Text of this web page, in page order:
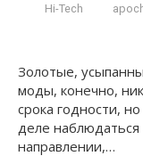
Hi-Tech
Золотые,
моды, конечно,
срока годности,
деле
направлении,…